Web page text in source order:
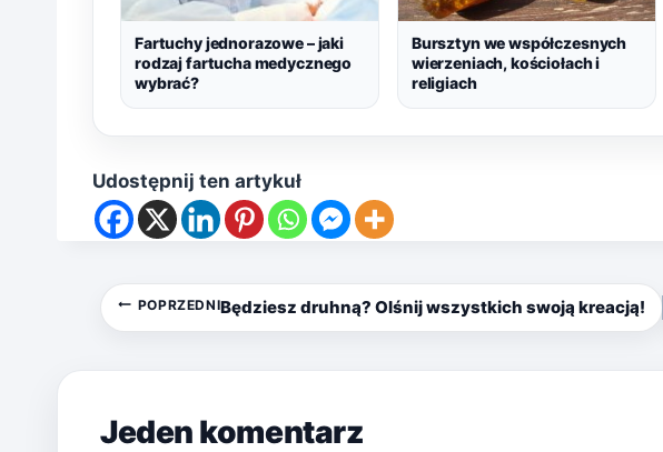
Fartuchy jednorazowe – jaki
rodzaj fartucha medycznego
wybrać?
Bursztyn we współczesnych
wierzeniach, kościołach i
religiach
Udostępnij ten artykuł
Nawigacja
POPRZEDNIBędziesz druhną? Olśnij wszystkich swoją kreacją!
Jeden komentarz